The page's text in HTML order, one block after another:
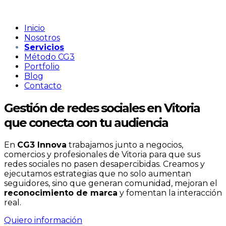
Inicio
Nosotros
Servicios
Método CG3
Portfolio
Blog
Contacto
Gestión de redes sociales en Vitoria
que conecta con tu audiencia
En CG3 Innova trabajamos junto a negocios,
comercios y profesionales de Vitoria para que sus
redes sociales no pasen desapercibidas. Creamos y
ejecutamos estrategias que no solo aumentan
seguidores, sino que generan comunidad, mejoran el
reconocimiento de marca y fomentan la interacción
real.
Quiero información